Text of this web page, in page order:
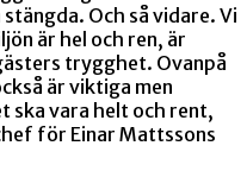
Och så vidare. Vi
är hel och ren, är
trygghet. Ovanpå
är viktiga men
ska vara helt och rent,
för Einar Mattssons